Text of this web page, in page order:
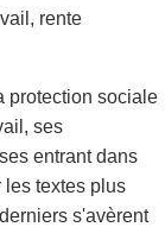
rente
protection sociale
ses
entrant dans
les textes plus
s'avèrent